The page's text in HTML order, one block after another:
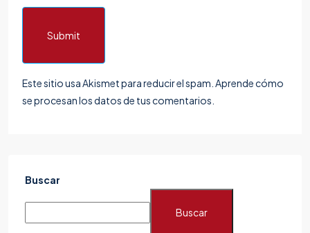
Submit
Este sitio usa Akismet para reducir el spam. Aprende cómo
se procesan los datos de tus comentarios.
Buscar
Buscar